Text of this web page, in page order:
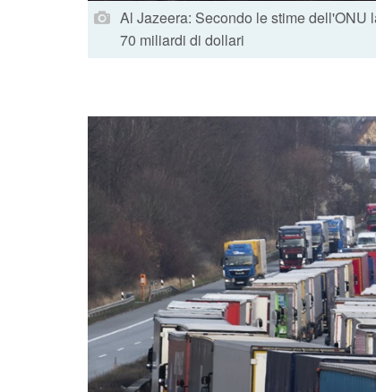
Al Jazeera: Secondo le stime dell'ONU
70 miliardi di dollari